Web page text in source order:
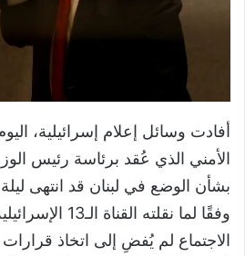
أفادت وسائل إعلام إسرائيلية، اليوم
الأمني الذي عُقد برئاسة رئيس
بشأن الوضع في لبنان قد انتهى
وفقًا لما نقلته
الاجتماع لم يُفضِ إلى اتخاذ قرارات